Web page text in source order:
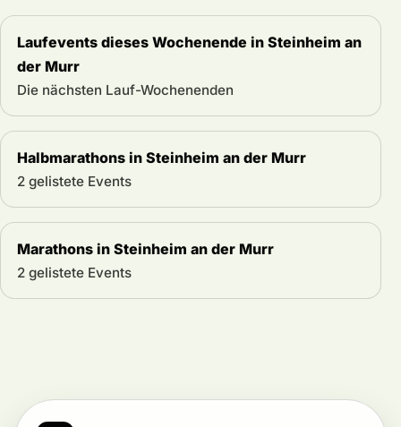
Laufevents dieses Wochenende in Steinheim an
der Murr
Die nächsten Lauf-Wochenenden
Halbmarathons in Steinheim an der Murr
2 gelistete Events
Marathons in Steinheim an der Murr
2 gelistete Events